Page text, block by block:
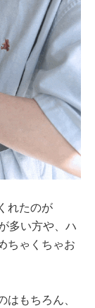
れたのが
多い方や、ハ
ちゃくちゃお
もちろん、